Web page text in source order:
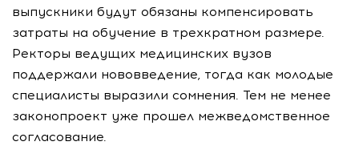
выпускники будут обязаны компенсировать
затраты на обучение в трехкратном размере.
Ректоры ведущих медицинских вузов
поддержали нововведение, тогда как молодые
специалисты выразили сомнения. Тем не менее
законопроект уже прошел межведомственное
согласование.